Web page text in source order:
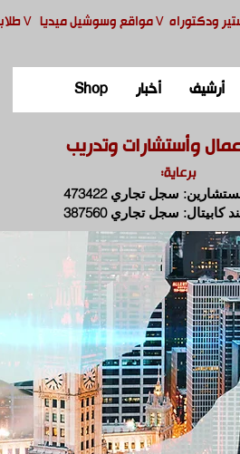
ودكتوراه مواقع وسوشيل ميديا
Shop أخبار أرشيف
وأستشارات وتدريب
برعاية:
سجل تجاري 473422
كابيتال: سجل تجاري 387560